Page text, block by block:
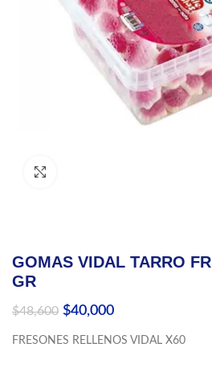
GOMAS VIDAL TARRO
GR
$48,600 El
original
$40,000El
actual
FRESONES RELLENOS VIDAL X60